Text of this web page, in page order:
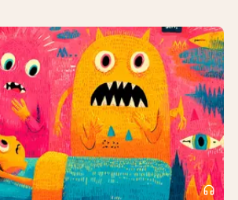
headphones